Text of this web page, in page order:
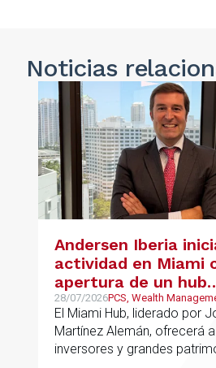
Noticias
Andersen Iberia
actividad en Miami
apertura de un hub
estratégico para
asesoramiento
patrimonial
Europa y
28/07/2026PCS, Wealth
Business, Real Estate,
M&A
El Miami Hub, liderado por
Martínez Alemán, ofrecerá
inversores y grandes